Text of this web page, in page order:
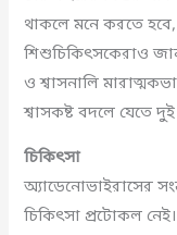
থাকলে মনে করতে হবে,
শিশুচিকিৎসকেরাও
ও শ্বাসনালি
শ্বাসকষ্ট বদলে যেতে
চিকিৎসা
অ্যাডেনোভাইরাসের
চিকিৎসা প্রটোকল